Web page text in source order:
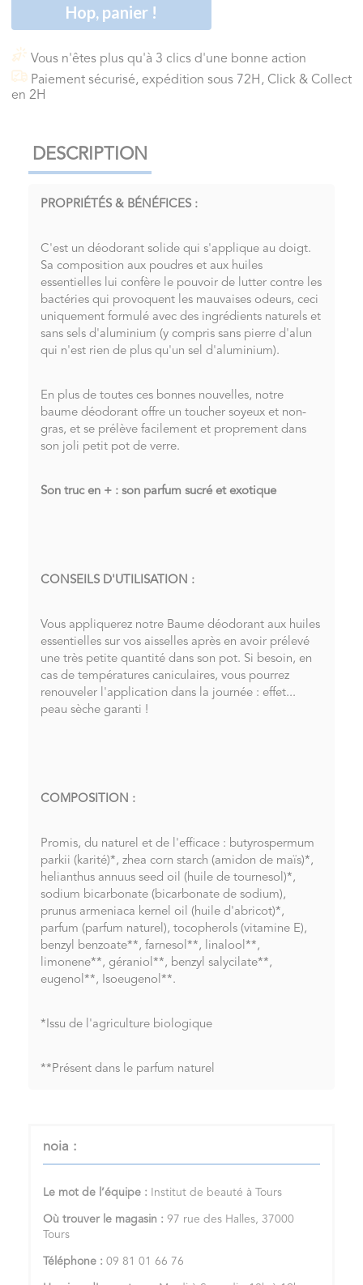
Hop, panier !
Vous n'êtes plus qu'à 3 clics d'une bonne action
Paiement sécurisé, expédition sous 72H, Click & Collect
en 2H
DESCRIPTION
PROPRIÉTÉS & BÉNÉFICES :
C'est un déodorant solide qui s'applique au doigt.
Sa composition aux poudres et aux huiles
essentielles lui confère le pouvoir de lutter contre les
bactéries qui provoquent les mauvaises odeurs, ceci
uniquement formulé avec des ingrédients naturels et
sans sels d'aluminium (y compris sans pierre d'alun
qui n'est rien de plus qu'un sel d'aluminium).
En plus de toutes ces bonnes nouvelles, notre
baume déodorant offre un toucher soyeux et non-
gras, et se prélève facilement et proprement dans
son joli petit pot de verre.
Son truc en + : son parfum sucré et exotique
CONSEILS D'UTILISATION :
Vous appliquerez notre Baume déodorant aux huiles
essentielles sur vos aisselles après en avoir prélevé
une très petite quantité dans son pot. Si besoin, en
cas de températures caniculaires, vous pourrez
renouveler l'application dans la journée : effet...
peau sèche garanti !
COMPOSITION :
Promis, du naturel et de l'efficace : butyrospermum
parkii (karité)*, zhea corn starch (amidon de maïs)*,
helianthus annuus seed oil (huile de tournesol)*,
sodium bicarbonate (bicarbonate de sodium),
prunus armeniaca kernel oil (huile d'abricot)*,
parfum (parfum naturel), tocopherols (vitamine E),
benzyl benzoate**, farnesol**, linalool**,
limonene**, géraniol**, benzyl salycilate**,
eugenol**, Isoeugenol**.
*Issu de l'agriculture biologique
**Présent dans le parfum naturel
noia :
Le mot de l’équipe : Institut de beauté à Tours
Où trouver le magasin : 97 rue des Halles, 37000
Tours
Téléphone : 09 81 01 66 76